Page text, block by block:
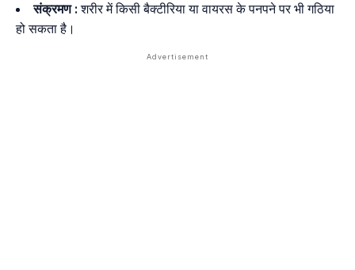
संक्रमण: शरीर में किसी बैक्टीरिया या वायरस के पनपने पर भी गठिया
हो सकता है।